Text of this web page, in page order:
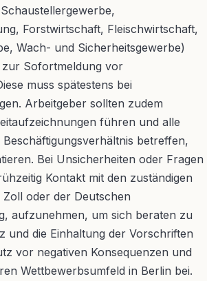
Forstwirtschaft, Fleischwirtschaft,
Wach- und Sicherheitsgewerbe)
Sofortmeldung vor
muss spätestens bei
Arbeitgeber sollten zudem
führen und alle
betreffen,
Bei Unsicherheiten oder Fragen
Kontakt mit den zuständigen
oder der Deutschen
aufzunehmen, um sich beraten zu
und die Einhaltung der Vorschriften
vor negativen Konsequenzen und
Wettbewerbsumfeld in Berlin bei.